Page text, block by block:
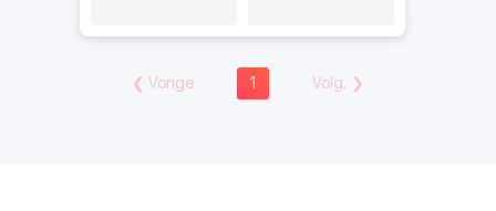
❮ Vorige 1 Volg. ❯